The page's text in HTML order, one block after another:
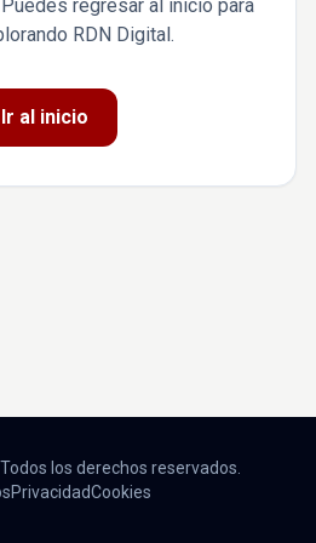
regresar al inicio para
RDN Digital.
Ir al inicio
los derechos reservados.
PrivacidadCookies